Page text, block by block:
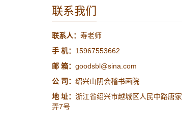
联系我们
联系人： 寿老师
手 机： 15967553662
邮 箱： goodsbl@sina.com
公 司： 绍兴山阴会稽书画院
地 址： 浙江省绍兴市越城区人民中路唐家
弄7号